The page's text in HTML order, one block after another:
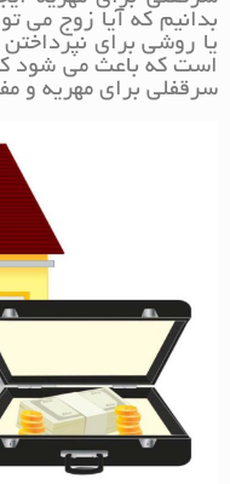
بدانیم که آیا زوج می
یا روشی برای
است که باعث می شود
سرقفلی برای مهریه و